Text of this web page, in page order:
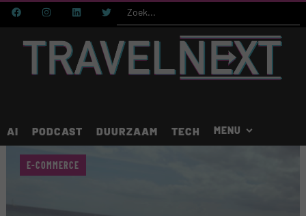
AI PODCAST DUURZAAM TECH
E-COMMERCE